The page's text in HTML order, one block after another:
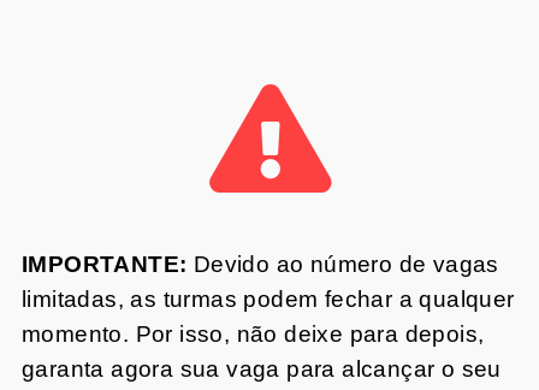
IMPORTANTE: Devido ao número de vagas
limitadas, as turmas podem fechar a qualquer
momento. Por isso, não deixe para depois,
garanta agora sua vaga para alcançar o seu